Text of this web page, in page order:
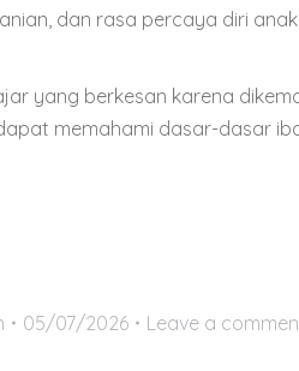
dan rasa percaya diri
yang berkesan karena
memahami dasar-dasar
05/07/2026 Leave a